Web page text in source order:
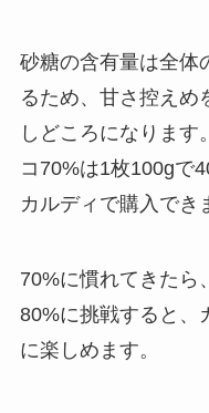
砂糖の含有量は全体
るため、甘さ控えめ
しどころになります
コ70%は1枚100gで
カルディで購入でき
70%に慣れてきたら
80%に挑戦すると、
に楽しめます。